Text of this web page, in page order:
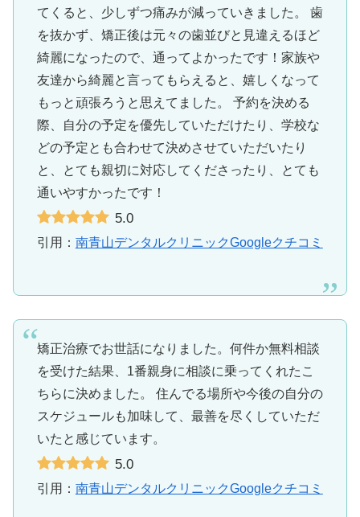
てくると、少しずつ痛みが減っていきました。 歯
を抜かず、矯正後は元々の歯並びと見違えるほど
綺麗になったので、通ってよかったです！家族や
友達から綺麗と言ってもらえると、嬉しくなって
もっと頑張ろうと思えてました。 予約を決める
際、自分の予定を優先していただけたり、学校な
どの予定とも合わせて決めさせていただいたり
と、とても親切に対応してくださったり、とても
通いやすかったです！
5.0
引用： 南青山デンタルクリニックGoogleクチコミ
矯正治療でお世話になりました。何件か無料相談
を受けた結果、1番親身に相談に乗ってくれたこ
ちらに決めました。 住んでる場所や今後の自分の
スケジュールも加味して、最善を尽くしていただ
いたと感じています。
5.0
引用： 南青山デンタルクリニックGoogleクチコミ